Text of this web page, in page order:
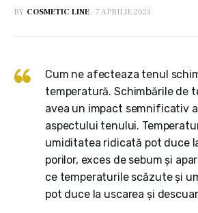
BY COSMETIC LINE 7 APRILIE 2023
Cum ne afecteaza tenul
temperatură. Schimbările de
avea un impact semnificativ
aspectului tenului.
umiditatea ridicată pot duce
porilor, exces de sebum și
ce temperaturile scăzute și
pot duce la uscarea și